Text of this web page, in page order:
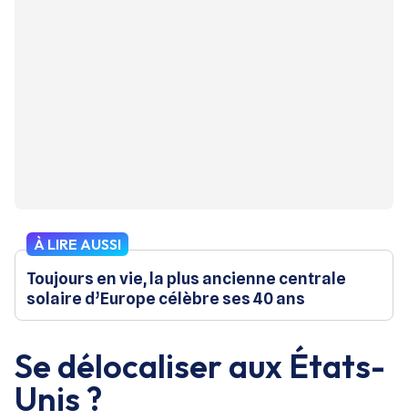
À LIRE AUSSI
Toujours en vie, la plus ancienne centrale
solaire d’Europe célèbre ses 40 ans
Se délocaliser aux États-
Unis ?